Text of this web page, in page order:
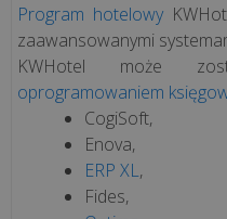
Program hotelowy
zaawansowanymi
KWHotel może
oprogramowaniem
CogiSoft,
Enova,
ERP XL,
Fides,